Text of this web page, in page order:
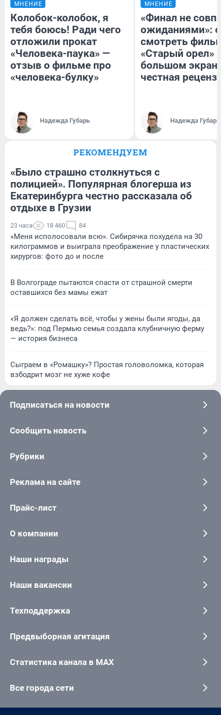
МНЕНИЕ
Колобок-колобок, я
тебя боюсь! Ради чего
отложили прокат
«Человека-паука» —
отзыв о фильме про
«человека-булку»
Надежда Губарь
МНЕНИЕ
«Финал не
ожиданиями»:
смотреть
«Старый орел»
большом
честная
Надежда Губарь
РЕКОМЕНДУЕМ
«Было страшно столкнуться с
полицией». Популярная блогерша из
Екатеринбурга честно рассказала об
отдыхе в Грузии
23 часа 18 460 84
«Меня исполосовали всю». Сибирячка похудела на 30
килограммов и выиграла преображение у пластических
хирургов: фото до и после
В Волгограде пытаются спасти от страшной смерти
оставшихся без мамы ежат
«Я должен сделать всё, чтобы у жены были ягоды, да
ведь?»: под Пермью семья создала клубничную ферму
— история бизнеса
Сыграем в «Ромашку»? Простая головоломка, которая
взбодрит мозг не хуже кофе
Подписаться на новости
Сообщить новость
Рубрики
Реклама на сайте
Прайс-лист
О компании
Наши награды
Наши вакансии
Техподдержка
Предвыборная агитация
Статистика канала в MAX
Все города сети